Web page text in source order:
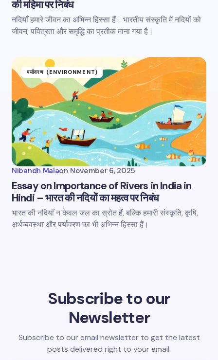
की महिमा पर निबंध
नदियाँ हमारे जीवन का अभिन्न हिस्सा हैं। भारतीय संस्कृति में नदियों को
जीवन, पवित्रता और समृद्धि का प्रतीक माना गया है।
पर्यावरण (ENVIRONMENT)
Nibandh Malaon November 6, 2025
Essay on Importance of Rivers in India in
Hindi – भारत की नदियों का महत्व पर निबंध
भारत की नदियाँ न केवल जल का स्रोत हैं, बल्कि हमारी संस्कृति, कृषि,
अर्थव्यवस्था और पर्यावरण का भी अभिन्न हिस्सा हैं।
Subscribe to our
Newsletter
Subscribe to our email newsletter to get the latest
posts delivered right to your email.